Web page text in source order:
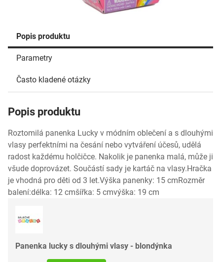
Popis produktu
Parametry
Často kladené otázky
Popis produktu
Roztomilá panenka Lucky v módním oblečení a s dlouhými
vlasy perfektními na česání nebo vytváření účesů, udělá
radost každému holčičce. Nakolik je panenka malá, může ji
všude doprovázet. Součástí sady je kartáč na vlasy.Hračka
je vhodná pro děti od 3 let.Výška panenky: 15 cmRozměr
balení:délka: 12 cmšířka: 5 cmvýška: 19 cm
Panenka lucky s dlouhými vlasy - blondýnka